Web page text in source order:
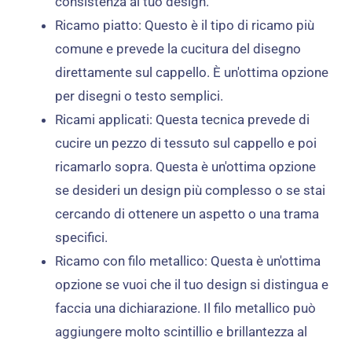
Ricamo piatto: Questo è il tipo di ricamo più
comune e prevede la cucitura del disegno
direttamente sul cappello. È un'ottima opzione
per disegni o testo semplici.
Ricami applicati: Questa tecnica prevede di
cucire un pezzo di tessuto sul cappello e poi
ricamarlo sopra. Questa è un'ottima opzione
se desideri un design più complesso o se stai
cercando di ottenere un aspetto o una trama
specifici.
Ricamo con filo metallico: Questa è un'ottima
opzione se vuoi che il tuo design si distingua e
faccia una dichiarazione. Il filo metallico può
aggiungere molto scintillio e brillantezza al